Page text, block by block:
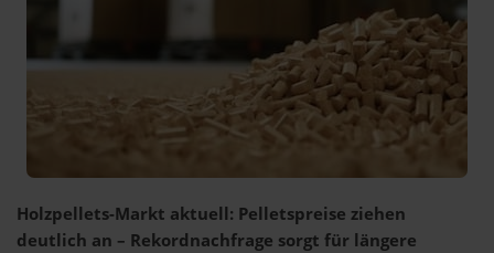
Holzpellets-Markt aktuell: Pelletspreise ziehen
deutlich an – Rekordnachfrage sorgt für längere